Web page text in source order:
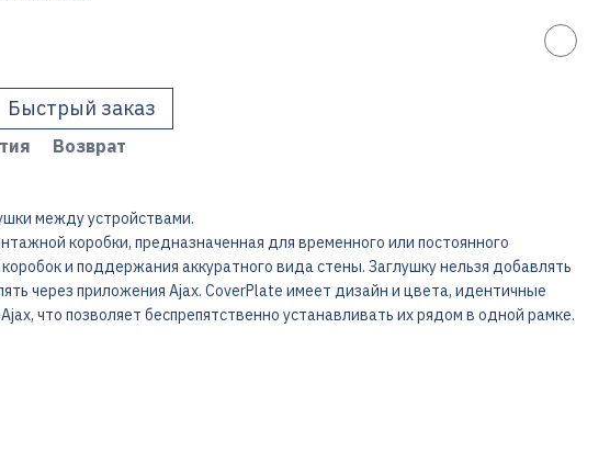
Быстрый заказ
Возврат
между устройствами.
коробки, предназначенная для временного или постоянного
и поддержания аккуратного вида стены. Заглушку нельзя добавлять
через приложения Ajax. CoverPlate имеет дизайн и цвета, идентичные
что позволяет беспрепятственно устанавливать их рядом в одной рамке.